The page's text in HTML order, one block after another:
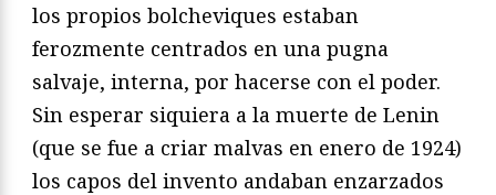
los propios bolcheviques estaban
ferozmente centrados en una pugna
salvaje, interna, por hacerse con el poder.
Sin esperar siquiera a la muerte de Lenin
(que se fue a criar malvas en enero de 1924)
los capos del invento andaban enzarzados